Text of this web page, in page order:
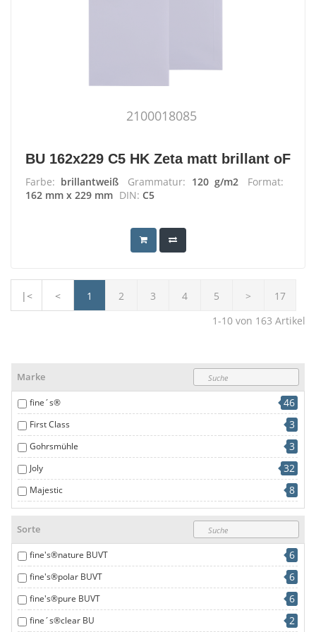
2100018085
BU 162x229 C5 HK Zeta matt brillant oF
Farbe: brillantweiß Grammatur: 120 g/m2
Format:
162 mm x 229 mm DIN: C5
|< < 1 2 3 4 5 >
17
1-10 von 163 Artikel
Marke
fine´s® 46
First Class 3
Gohrsmühle 3
Joly 32
Majestic 8
Munken 3
tecno®
The Tube 2
ZETA 58
Sorte
fine's®nature BUVT 6
fine's®polar BUVT 6
fine's®pure BUVT 6
fine´s®clear BU 2